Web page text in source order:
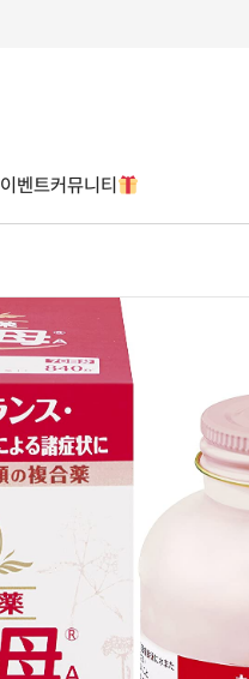
이벤트커뮤니티